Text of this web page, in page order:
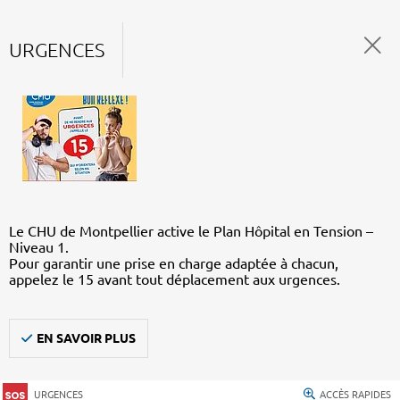
URGENCES
Le CHU de Montpellier active le Plan Hôpital en Tension –
Niveau 1.
Pour garantir une prise en charge adaptée à chacun,
appelez le 15 avant tout déplacement aux urgences.
EN SAVOIR PLUS
URGENCES ACCÈS RAPIDES